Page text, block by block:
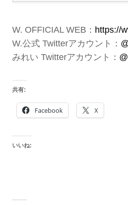
W. OFFICIAL WEB： https://
W.公式 Twitterアカウント：
みれい Twitterアカウント：
共有:
Facebook X
いいね: